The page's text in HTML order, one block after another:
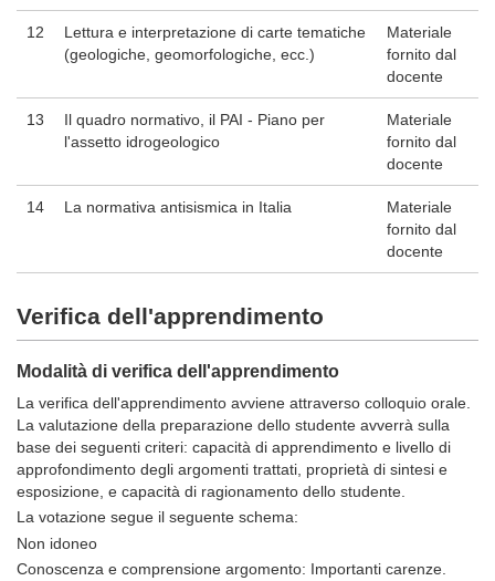
12
Lettura e interpretazione di carte tematiche
(geologiche, geomorfologiche, ecc.)
Materiale
fornito dal
docente
13
Il quadro normativo, il PAI - Piano per
l'assetto idrogeologico
Materiale
fornito dal
docente
14 La normativa antisismica in Italia
Materiale
fornito dal
docente
Verifica dell'apprendimento
Modalità di verifica dell'apprendimento
La verifica dell'apprendimento avviene attraverso colloquio orale.
La valutazione della preparazione dello studente avverrà sulla
base dei seguenti criteri: capacità di apprendimento e livello di
approfondimento degli argomenti trattati, proprietà di sintesi e
esposizione, e capacità di ragionamento dello studente.
La votazione segue il seguente schema:
Non idoneo
Conoscenza e comprensione argomento: Importanti carenze.